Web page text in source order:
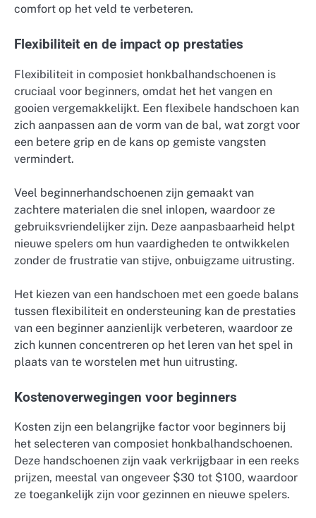
comfort op het veld te verbeteren.
Flexibiliteit en de impact op prestaties
Flexibiliteit in composiet honkbalhandschoenen is
cruciaal voor beginners, omdat het het vangen en
gooien vergemakkelijkt. Een flexibele handschoen kan
zich aanpassen aan de vorm van de bal, wat zorgt voor
een betere grip en de kans op gemiste vangsten
vermindert.
Veel beginnerhandschoenen zijn gemaakt van
zachtere materialen die snel inlopen, waardoor ze
gebruiksvriendelijker zijn. Deze aanpasbaarheid helpt
nieuwe spelers om hun vaardigheden te ontwikkelen
zonder de frustratie van stijve, onbuigzame uitrusting.
Het kiezen van een handschoen met een goede balans
tussen flexibiliteit en ondersteuning kan de prestaties
van een beginner aanzienlijk verbeteren, waardoor ze
zich kunnen concentreren op het leren van het spel in
plaats van te worstelen met hun uitrusting.
Kostenoverwegingen voor beginners
Kosten zijn een belangrijke factor voor beginners bij
het selecteren van composiet honkbalhandschoenen.
Deze handschoenen zijn vaak verkrijgbaar in een reeks
prijzen, meestal van ongeveer $30 tot $100, waardoor
ze toegankelijk zijn voor gezinnen en nieuwe spelers.